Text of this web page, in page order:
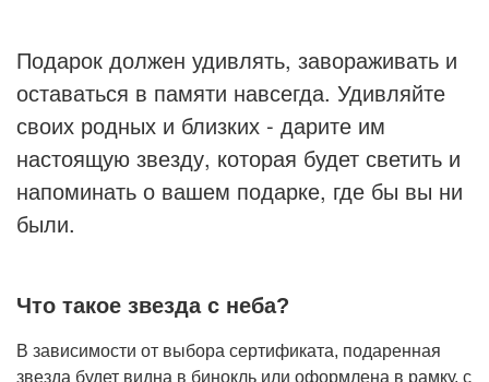
Подарок должен удивлять, завораживать и
оставаться в памяти навсегда. Удивляйте
своих родных и близких - дарите им
настоящую звезду, которая будет светить и
напоминать о вашем подарке, где бы вы ни
были.
Что такое звезда с неба?
В зависимости от выбора сертификата, подаренная
звезда будет видна в бинокль или оформлена в рамку, с